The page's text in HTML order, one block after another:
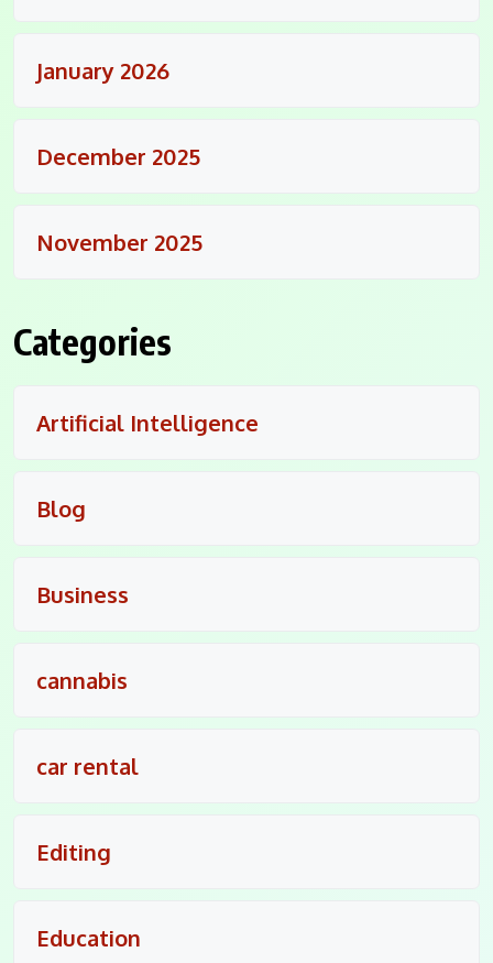
January 2026
December 2025
November 2025
Categories
Artificial Intelligence
Blog
Business
cannabis
car rental
Editing
Education